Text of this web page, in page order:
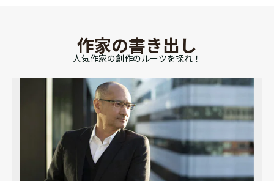
作家の書き出し
人気作家の創作のルーツを探れ！